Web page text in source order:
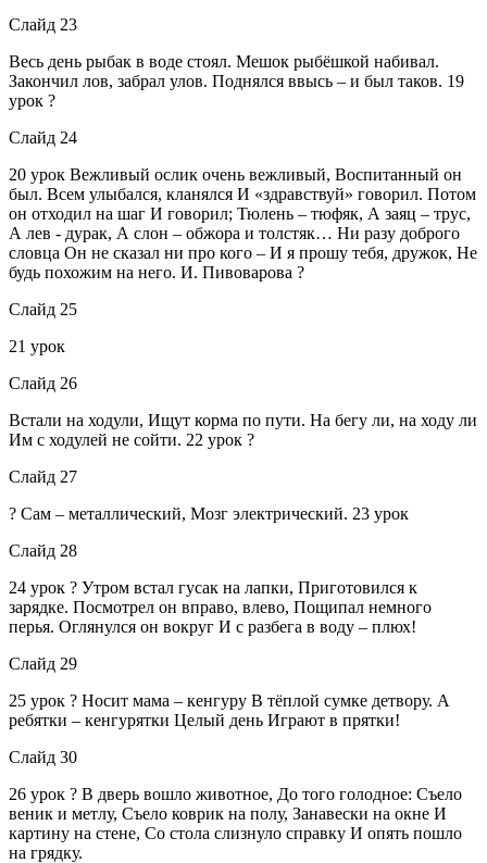
Слайд 23
Весь день рыбак в воде стоял. Мешок рыбёшкой набивал.
Закончил лов, забрал улов. Поднялся ввысь – и был таков. 19
урок ?
Слайд 24
20 урок Вежливый ослик очень вежливый, Воспитанный он
был. Всем улыбался, кланялся И «здравствуй» говорил. Потом
он отходил на шаг И говорил; Тюлень – тюфяк, А заяц – трус,
А лев - дурак, А слон – обжора и толстяк… Ни разу доброго
словца Он не сказал ни про кого – И я прошу тебя, дружок, Не
будь похожим на него. И. Пивоварова ?
Слайд 25
21 урок
Слайд 26
Встали на ходули, Ищут корма по пути. На бегу ли, на ходу ли
Им с ходулей не сойти. 22 урок ?
Слайд 27
? Сам – металлический, Мозг электрический. 23 урок
Слайд 28
24 урок ? Утром встал гусак на лапки, Приготовился к
зарядке. Посмотрел он вправо, влево, Пощипал немного
перья. Оглянулся он вокруг И с разбега в воду – плюх!
Слайд 29
25 урок ? Носит мама – кенгуру В тёплой сумке детвору. А
ребятки – кенгурятки Целый день Играют в прятки!
Слайд 30
26 урок ? В дверь вошло животное, До того голодное: Съело
веник и метлу, Съело коврик на полу, Занавески на окне И
картину на стене, Со стола слизнуло справку И опять пошло
на грядку.